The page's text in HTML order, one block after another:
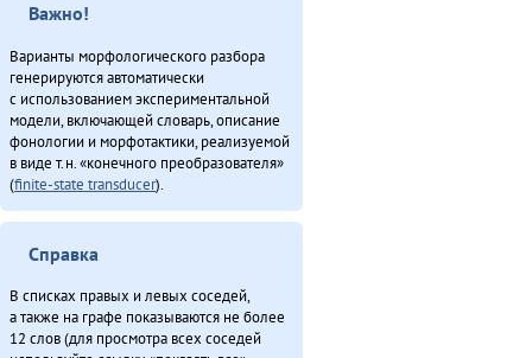
Важно!
Варианты морфологического разбора
генерируются автоматически
с использованием экспериментальной
модели, включающей словарь, описание
фонологии и морфотактики, реализуемой
в виде т.н. «конечного преобразователя»
(finite-state transducer).
Справка
В списках правых и левых соседей,
а также на графе показываются не более
12 слов (для просмотра всех соседей